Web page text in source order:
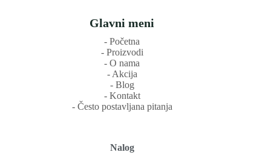
Glavni meni
‐ Početna
‐ Proizvodi
‐ O nama
‐ Akcija
‐ Blog
‐ Kontakt
‐ Često postavljana pitanja
Nalog